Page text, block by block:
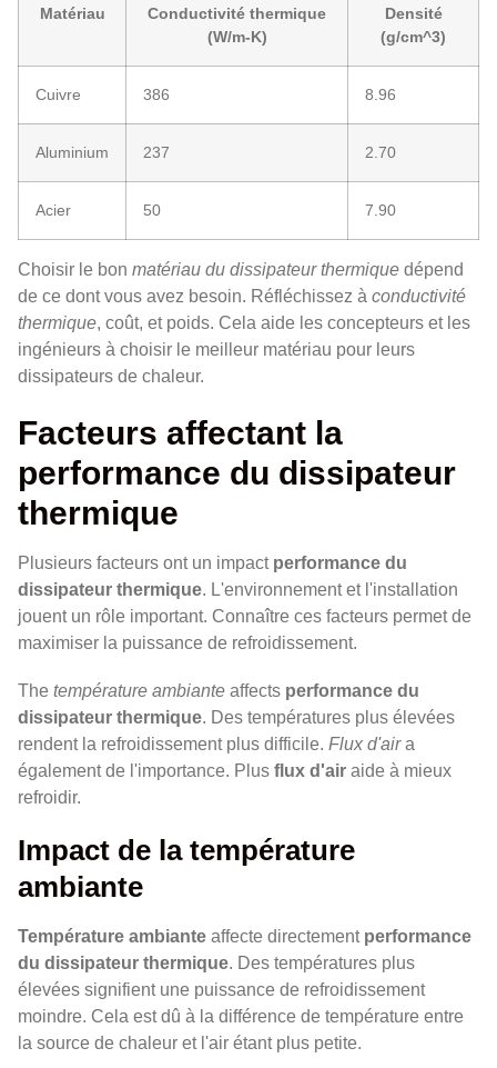
Matériau
Conductivité thermique
(W/m-K)
Densité
(g/cm^3)
Cuivre 386 8.96
Aluminium 237 2.70
Acier 50 7.90
Choisir le bon matériau du dissipateur thermique dépend
de ce dont vous avez besoin. Réfléchissez à conductivité
thermique, coût, et poids. Cela aide les concepteurs et les
ingénieurs à choisir le meilleur matériau pour leurs
dissipateurs de chaleur.
Facteurs affectant la
performance du dissipateur
thermique
Plusieurs facteurs ont un impact performance du
dissipateur thermique. L'environnement et l'installation
jouent un rôle important. Connaître ces facteurs permet de
maximiser la puissance de refroidissement.
The température ambiante affects performance du
dissipateur thermique. Des températures plus élevées
rendent la refroidissement plus difficile. Flux d'aira
également de l'importance. Plus flux d'air aide à mieux
refroidir.
Impact de la température
ambiante
Température ambiante affecte directement performance
du dissipateur thermique. Des températures plus
élevées signifient une puissance de refroidissement
moindre. Cela est dû à la différence de température entre
la source de chaleur et l'air étant plus petite.